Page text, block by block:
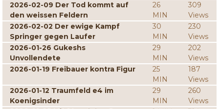
2026-02-09 Der Tod kommt auf
den weissen Feldern
26
MIN
309
Views
2026-02-02 Der ewige Kampf
Springer gegen Laufer
30
MIN
230
Views
2026-01-26 Gukeshs
Unvollendete
29
MIN
202
Views
2026-01-19 Freibauer kontra Figur
25
MIN
187
Views
2026-01-12 Traumfeld e4 im
Koenigsinder
29
MIN
260
Views